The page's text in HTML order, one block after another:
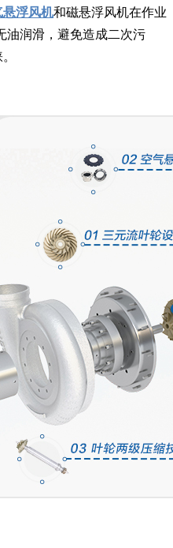
悬浮风机和磁悬浮风机在作业
油润滑，避免造成二次污